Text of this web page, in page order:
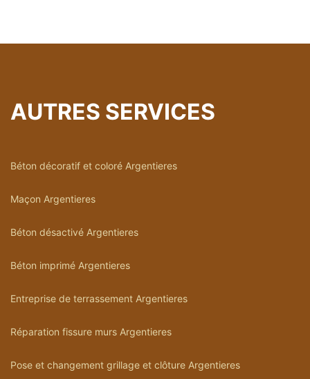
AUTRES SERVICES
Béton décoratif et coloré Argentieres
Maçon Argentieres
Béton désactivé Argentieres
Béton imprimé Argentieres
Entreprise de terrassement Argentieres
Réparation fissure murs Argentieres
Pose et changement grillage et clôture Argentieres